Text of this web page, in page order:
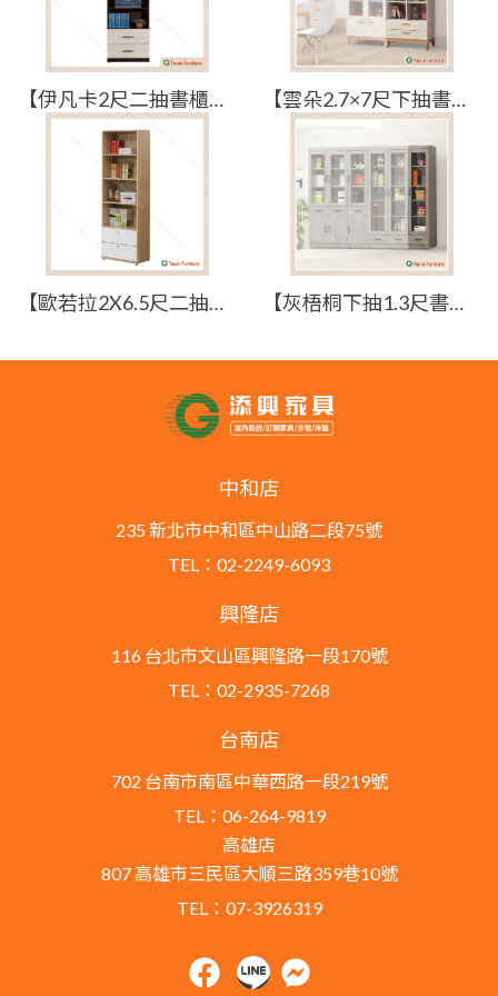
【伊凡卡2尺二抽書櫃】【2024-J725-3】【添興家具】 【雲朵2.7×7尺下抽書櫃】【2023-E773-9】【添興家具】
【歐若拉2X6.5尺二抽開放櫃】【2025-J443-2】【添興家具】 【灰梧桐下抽1.3尺書櫥】【2023-E778-4】【添興家具】
中和店
235 新北市中和區中山路二段75號
TEL：02-2249-6093
興隆店
116 台北市文山區興隆路一段170號
TEL：02-2935-7268
台南店
702 台南市南區中華西路一段219號
TEL：06-264-9819
高雄店
807 高雄市三民區大順三路359巷10號
TEL：07-3926319